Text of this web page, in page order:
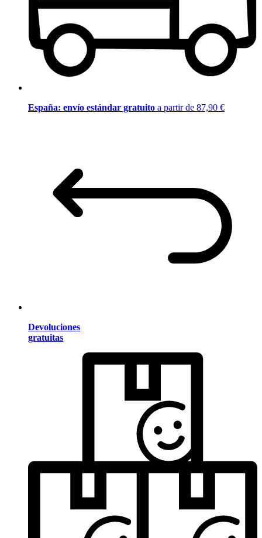
España: envío estándar gratuito a partir de 87,90 €
Devoluciones
gratuitas